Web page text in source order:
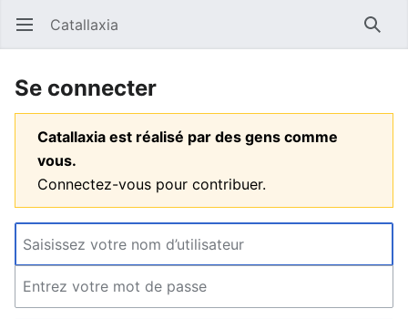
Ouvrir le menu principal Catallaxia
Se connecter
Catallaxia est réalisé par des gens comme
vous.
Connectez-vous pour contribuer.